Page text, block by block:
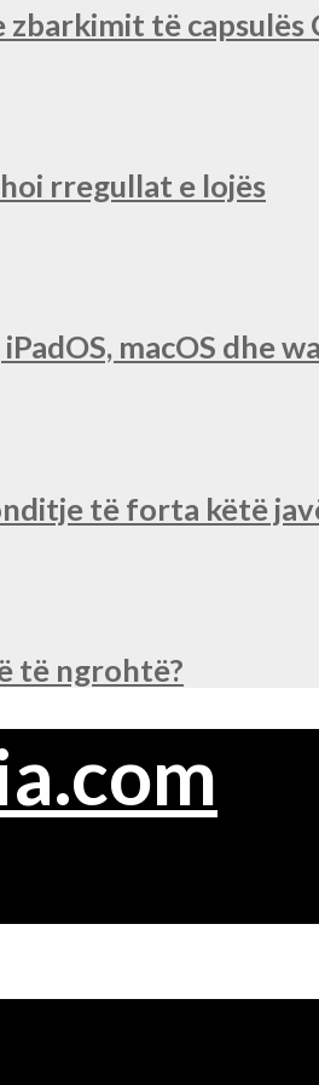
të
rregullat e lojës
macOS dhe
të forta këtë
të ngrohtë?